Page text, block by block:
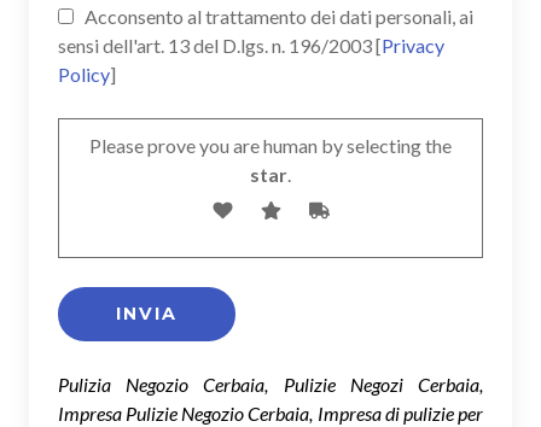
Acconsento al trattamento dei dati personali, ai
sensi dell'art. 13 del D.lgs. n. 196/2003 [Privacy
Policy]
Please prove you are human by selecting the
star.
Pulizia Negozio Cerbaia, Pulizie Negozi Cerbaia,
Impresa Pulizie Negozio Cerbaia, Impresa di pulizie per